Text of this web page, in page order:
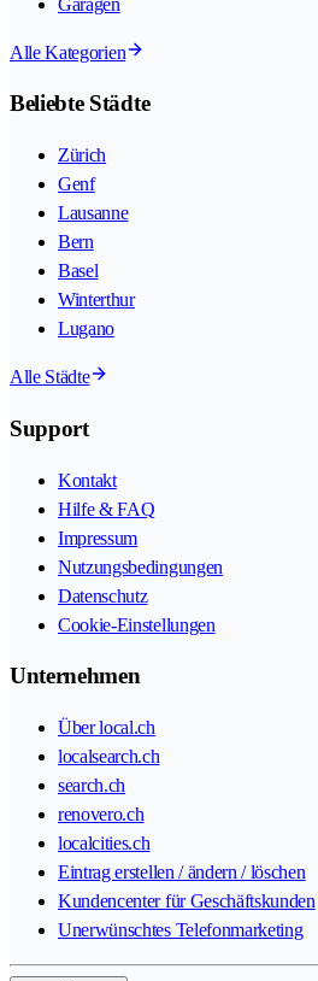
Alle Kategorien
Beliebte Städte
Zürich
Genf
Lausanne
Bern
Basel
Winterthur
Lugano
Alle Städte
Support
Kontakt
Hilfe & FAQ
Impressum
Nutzungsbedingungen
Datenschutz
Cookie-Einstellungen
Unternehmen
Über local.ch
localsearch.ch
search.ch
renovero.ch
localcities.ch
Eintrag erstellen / ändern / löschen
Kundencenter für Geschäftskunden
Unerwünschtes Telefonmarketing